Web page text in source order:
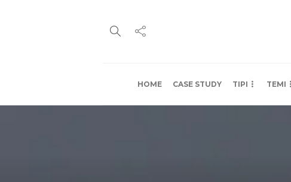
HOME CASE STUDY TIPI TEMI